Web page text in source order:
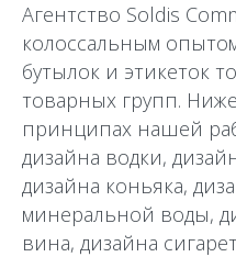
Агентство Soldis
колоссальным
бутылок и этикеток
товарных групп.
принципах нашей
дизайна водки,
дизайна коньяка,
минеральной воды,
вина, дизайна